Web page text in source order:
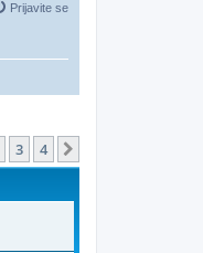
Prijavite se
3 4